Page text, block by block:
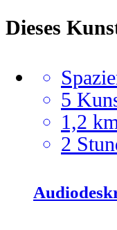
Dieses
5
1,2
2